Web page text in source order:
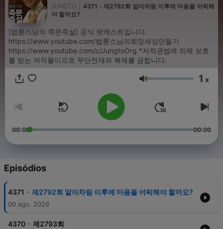
JUNGTO
4371 - 제2792회 알아차림 이후에 마음을 어찌해
야 할까요?
[법륜스님의 즉문즉설] 공식 팟캐스트입니다.
https://www.youtube.com/법륜스님의희망세상만들기
https://www.youtube.com/c/JungtoOrg *저작권법에 의해 보호
를 받는 저작물이므로 무단전재와 복제를 금합니다.
Volume 1 x
00:00 00:00
Episódios
4371 - 제2792회 알아차림 이후에 마음을 어찌해야 할까요?
09 ago. 2026
4370 - 제2793회